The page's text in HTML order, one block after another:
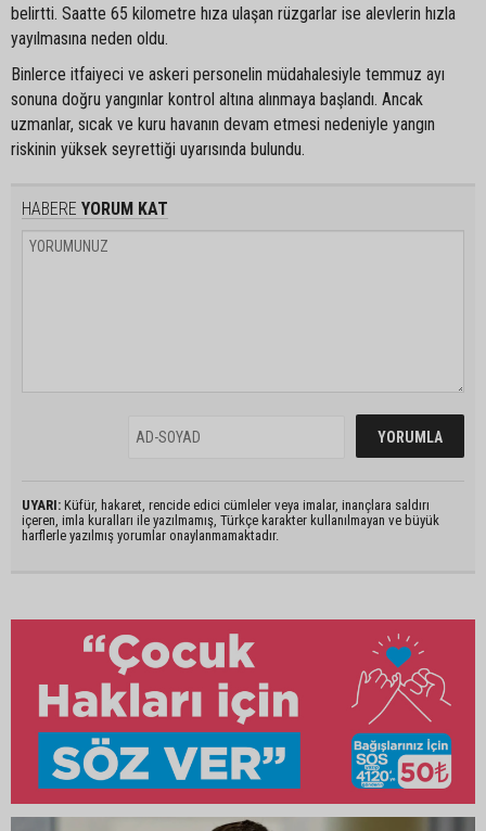
belirtti. Saatte 65 kilometre hıza ulaşan rüzgarlar ise alevlerin hızla
yayılmasına neden oldu.
Binlerce itfaiyeci ve askeri personelin müdahalesiyle temmuz ayı
sonuna doğru yangınlar kontrol altına alınmaya başlandı. Ancak
uzmanlar, sıcak ve kuru havanın devam etmesi nedeniyle yangın
riskinin yüksek seyrettiği uyarısında bulundu.
HABERE YORUM KAT
UYARI: Küfür, hakaret, rencide edici cümleler veya imalar, inançlara saldırı
içeren, imla kuralları ile yazılmamış, Türkçe karakter kullanılmayan ve büyük
harflerle yazılmış yorumlar onaylanmamaktadır.